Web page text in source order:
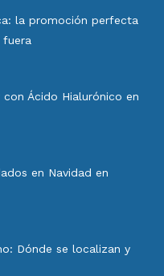
la promoción perfecta
Ácido Hialurónico en
en Navidad en
Dónde se localizan y